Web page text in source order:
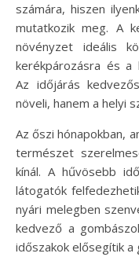
számára, hiszen
mutatkozik meg. A
növényzet ideális
kerékpározásra és a
Az időjárás
növeli, hanem a helyi
Az őszi hónapokban,
természet
kínál. A hűvösebb
látogatók
nyári melegben
kedvező a
időszakok elősegítik